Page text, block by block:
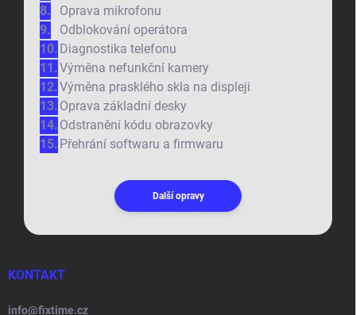
Oprava mikrofonu
Odblokování operátora
Diagnostika telefonu
Výměna nefunkční kamery
Výměna prasklého skla na displeji
Oprava základní desky
Odstranění kódu obrazovky
Přehrání softwaru a firmwaru
Další opravy
KONTAKT
info@fixtime.cz